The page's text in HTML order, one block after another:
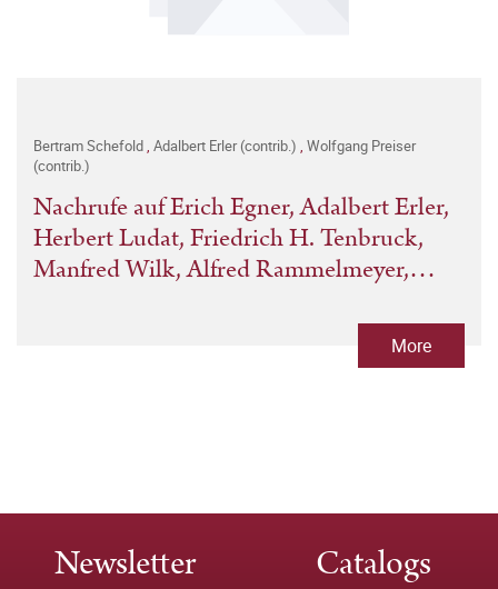
Bertram Schefold, Adalbert Erler (contrib.) , Wolfgang Preiser
(contrib.)
Nachrufe auf Erich Egner, Adalbert Erler,
Herbert Ludat, Friedrich H. Tenbruck,
Manfred Wilk, Alfred Rammelmeyer,
Hermann Felix Wieland, Wolfgang Franz,
More
Newsletter Catalogs